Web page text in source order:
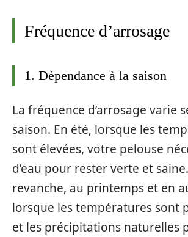
Fréquence d’arrosage
1. Dépendance à la saison
La fréquence d’arrosage varie
saison. En été, lorsque les
sont élevées, votre pelouse
d’eau pour rester verte et
revanche, au printemps et en
lorsque les températures sont
et les précipitations naturelles